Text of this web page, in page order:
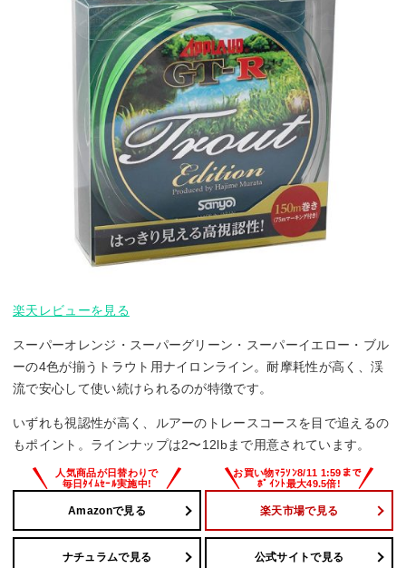
楽天レビューを見る
スーパーオレンジ・スーパーグリーン・スーパーイエロー・ブル
ーの4色が揃うトラウト用ナイロンライン。耐摩耗性が高く、渓
流で安心して使い続けられるのが特徴です。
いずれも視認性が高く、ルアーのトレースコースを目で追えるの
もポイント。ラインナップは2〜12lbまで用意されています。
Amazonで見る 楽天市場で見る
ナチュラムで見る 公式サイトで見る